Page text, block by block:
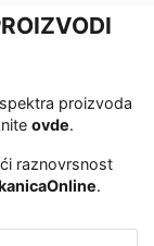
proizvoda
ovde․
raznovrsnost
․